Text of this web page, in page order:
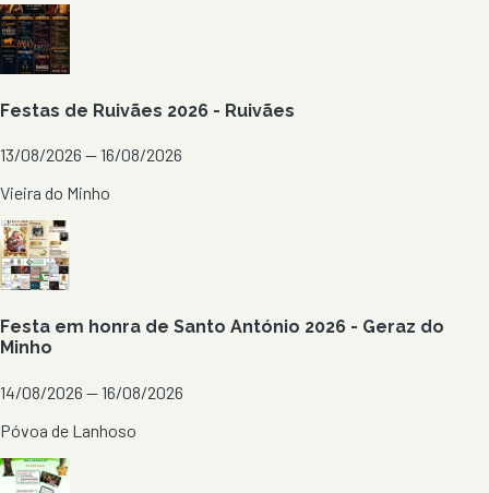
Festas de Ruivães 2026 - Ruivães
13/08/2026 — 16/08/2026
Vieira do Minho
Festa em honra de Santo António 2026 - Geraz do
Minho
14/08/2026 — 16/08/2026
Póvoa de Lanhoso